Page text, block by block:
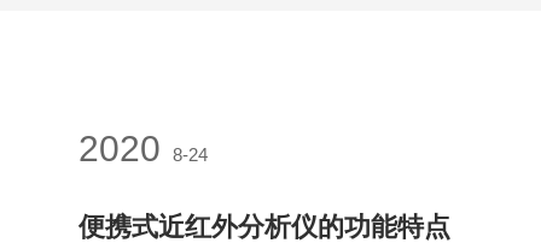
2020 8-24
便携式近红外分析仪的功能特点